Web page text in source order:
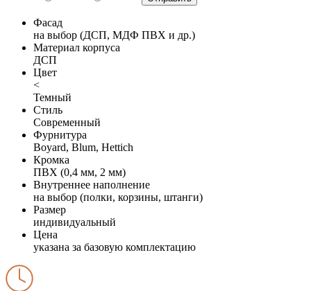
Фасад
на выбор (ДСП, МДФ ПВХ и др.)
Материал корпуса
ДСП
Цвет
<
Темный
Стиль
Современный
Фурнитура
Boyard, Blum, Hettich
Кромка
ПВХ (0,4 мм, 2 мм)
Внутреннее наполнение
на выбор (полки, корзины, штанги)
Размер
индивидуальный
Цена
указана за базовую комплектацию